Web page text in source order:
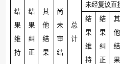
结
果
维
持
结
果
纠
正
其
他
结
果
尚
未
审
结
总
计
未经复议直
结
果
维
持
结
果
纠
正
其
他
结
果